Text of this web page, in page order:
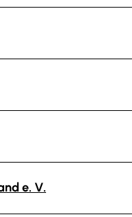
e. V.